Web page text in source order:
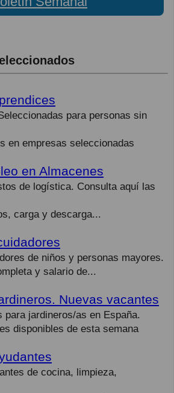
para personas sin
en empresas seleccionadas
en Almacenes
de logística. Consulta aquí las
carga y descarga...
de niños y personas mayores.
y salario de...
Nuevas vacantes
para jardineros/as en España.
disponibles de esta semana
de cocina, limpieza,